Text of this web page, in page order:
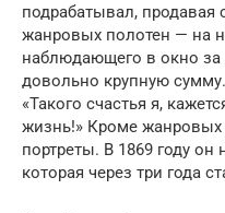
подрабатывал,
жанровых полотен — на
наблюдающего в окно
довольно крупную
«Такого счастья я,
жизнь!» Кроме жанровых
портреты. В 1869 году
которая через три года